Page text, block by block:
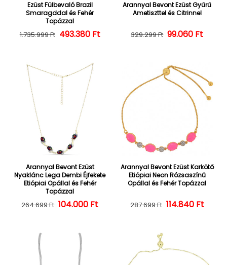
Ezüst Fülbevaló Brazil
Smaragddal és Fehér
Topázzal
Normál ár
1.735.999 Ft Kedvezményes ár
493.380 Ft
Arannyal Bevont Ezüst Gyűrű
Ametiszttel és Citrinnel
Normál ár
329.299 Ft 99.060 Ft
Arannyal Bevont Ezüst
Nyaklánc Lega Dembi Éjfekete
Etiópiai Opállal és Fehér
Topázzal
Normál ár
264.699 Ft Kedvezményes ár
104.000 Ft
Arannyal Bevont Ezüst Karkötő
Etiópiai Neon Rózsaszínű
Opállal és Fehér Topázzal
Normál ár
287.699 Ft 114.840 Ft